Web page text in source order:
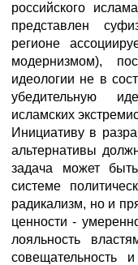
российского
представлен
регионе
модернизмом),
идеологии не в
убедительную
исламских
Инициативу в
альтернативы
задача может
системе
радикализм, но и
ценности -
лояльность